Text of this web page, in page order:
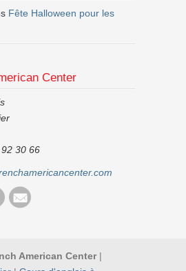
Fête Halloween pour les
Center
30 66
American Center|